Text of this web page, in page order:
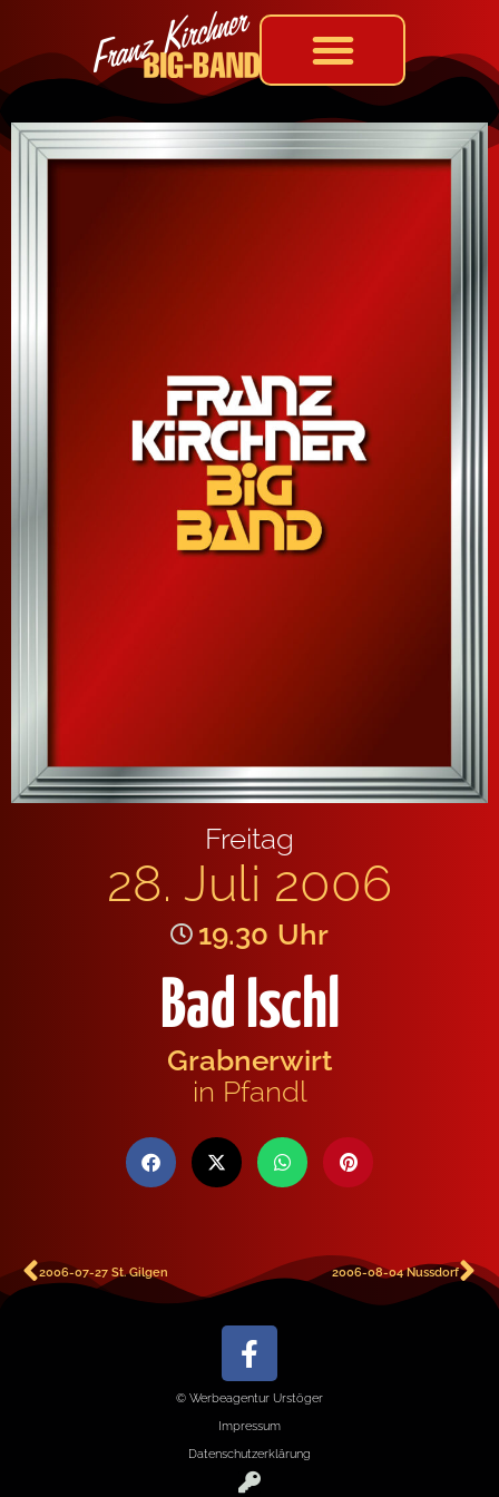
Freitag
28. Juli 2006
19.30 Uhr
Bad Ischl
Grabnerwirt
in Pfandl
2006-07-27 St. Gilgen 2006-08-04 Nussdorf
© Werbeagentur Urstöger
Impressum
Datenschutzerklärung